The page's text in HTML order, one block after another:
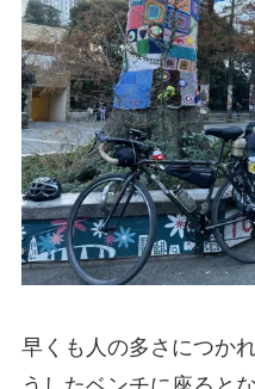
早くも人の多さにつか